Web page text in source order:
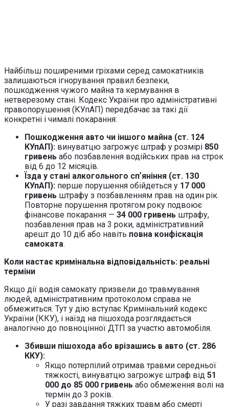
Найбільш поширеними гріхами серед самокатників
залишаються ігнорування правил безпеки,
пошкодження чужого майна та кермування в
нетверезому стані. Кодекс України про адміністративні
правопорушення (КУпАП) передбачає за такі дії
конкретні і чималі покарання:
Пошкодження авто чи іншого майна (ст. 124
КУпАП): винуватцю загрожує штраф у розмірі 850
гривень або позбавлення водійських прав на строк
від 6 до 12 місяців.
Їзда у стані алкогольного спʼяніння (ст. 130
КУпАП): перше порушення обійдеться у 17 000
гривень штрафу з позбавленням прав на один рік.
Повторне порушення протягом року подвоює
фінансове покарання — 34 000 гривень штрафу,
позбавлення прав на 3 роки, адміністративний
арешт до 10 діб або навіть повна конфіскація
самоката.
Коли настає кримінальна відповідальність: реальні
терміни
Якщо дії водія самокату призвели до травмування
людей, адміністративним протоколом справа не
обмежиться. Тут у дію вступає Кримінальний кодекс
України (ККУ), і наїзд на пішохода розглядається
аналогічно до повноцінної ДТП за участю автомобіля.
Збивши пішохода або врізашись в авто (ст. 286
ККУ):
Якщо потерпілий отримав травми середньої
тяжкості, винуватцю загрожує штраф від 51
000 до 85 000 гривень або обмеження волі на
термін до 3 років.
У разі завдання тяжких травм або смерті